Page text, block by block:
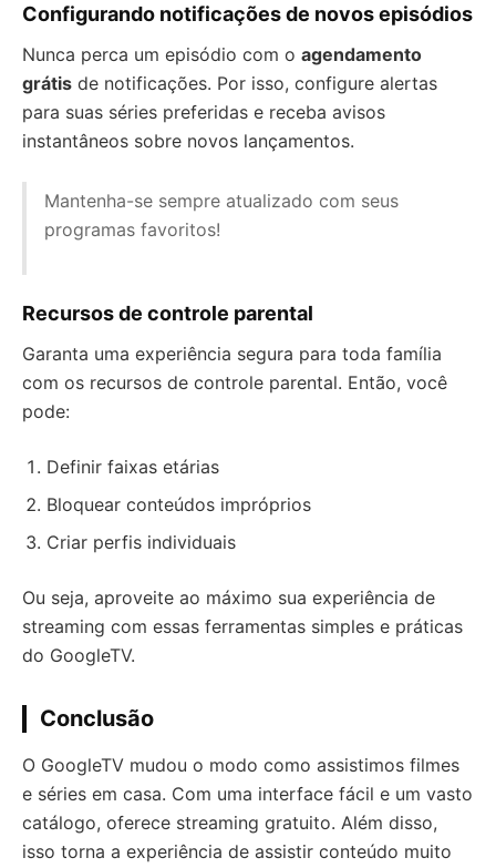
Configurando notificações de novos episódios
Nunca perca um episódio com o agendamento
grátis de notificações. Por isso, configure alertas
para suas séries preferidas e receba avisos
instantâneos sobre novos lançamentos.
Mantenha-se sempre atualizado com seus
programas favoritos!
Recursos de controle parental
Garanta uma experiência segura para toda família
com os recursos de controle parental. Então, você
pode:
Definir faixas etárias
Bloquear conteúdos impróprios
Criar perfis individuais
Ou seja, aproveite ao máximo sua experiência de
streaming com essas ferramentas simples e práticas
do GoogleTV.
Conclusão
O GoogleTV mudou o modo como assistimos filmes
e séries em casa. Com uma interface fácil e um vasto
catálogo, oferece streaming gratuito. Além disso,
isso torna a experiência de assistir conteúdo muito